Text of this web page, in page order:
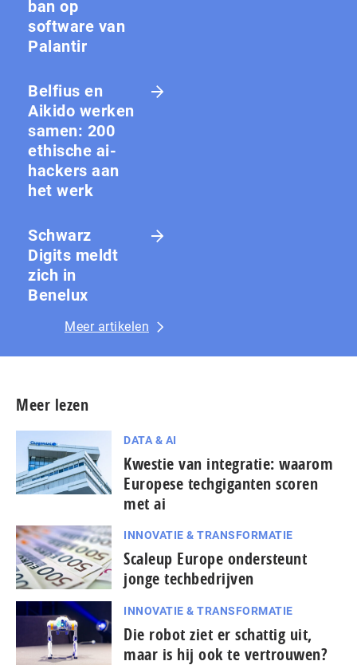
ban op
software van
Palantir
Belfius en
Aikido werken
samen: 200
ethische ai-
hackers aan
het werk
Schwarz
Digits meldt
zich in
Benelux
Meer artikelen
Meer lezen
DATA & AI
Kwestie van integratie: waarom
Europese techgiganten scoren
met ai
INNOVATIE & TRANSFORMATIE
Scaleup Europe ondersteunt
jonge techbedrijven
INNOVATIE & TRANSFORMATIE
Die robot ziet er schattig uit,
maar is hij ook te vertrouwen?